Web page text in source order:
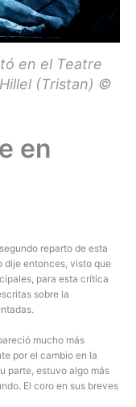
en el Teatre
(Tristan) ©
en
reparto de esta
dije entonces, visto que
para esta crítica
sobre la
mucho más
por el cambio en la
parte, estuvo algo más
El coro en sus breves